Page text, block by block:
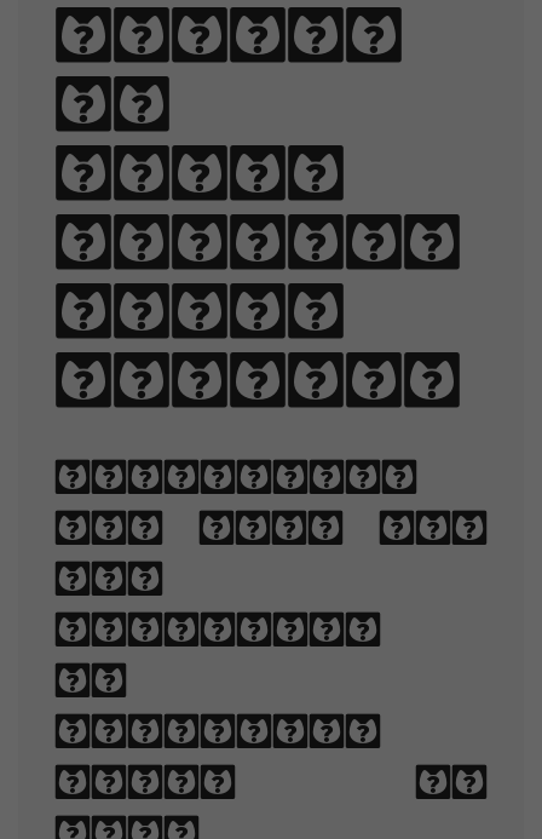
Sphinx
of
black
quartz,
judge
my vow.
Typography
is the art
and
technique
of
arranging
type to